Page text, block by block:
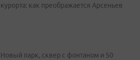
курорта: как преображается Арсеньев
Новый парк, сквер с фонтаном и 50